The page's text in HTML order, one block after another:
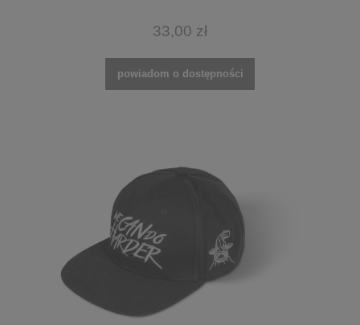
33,00 zł
powiadom o dostępności